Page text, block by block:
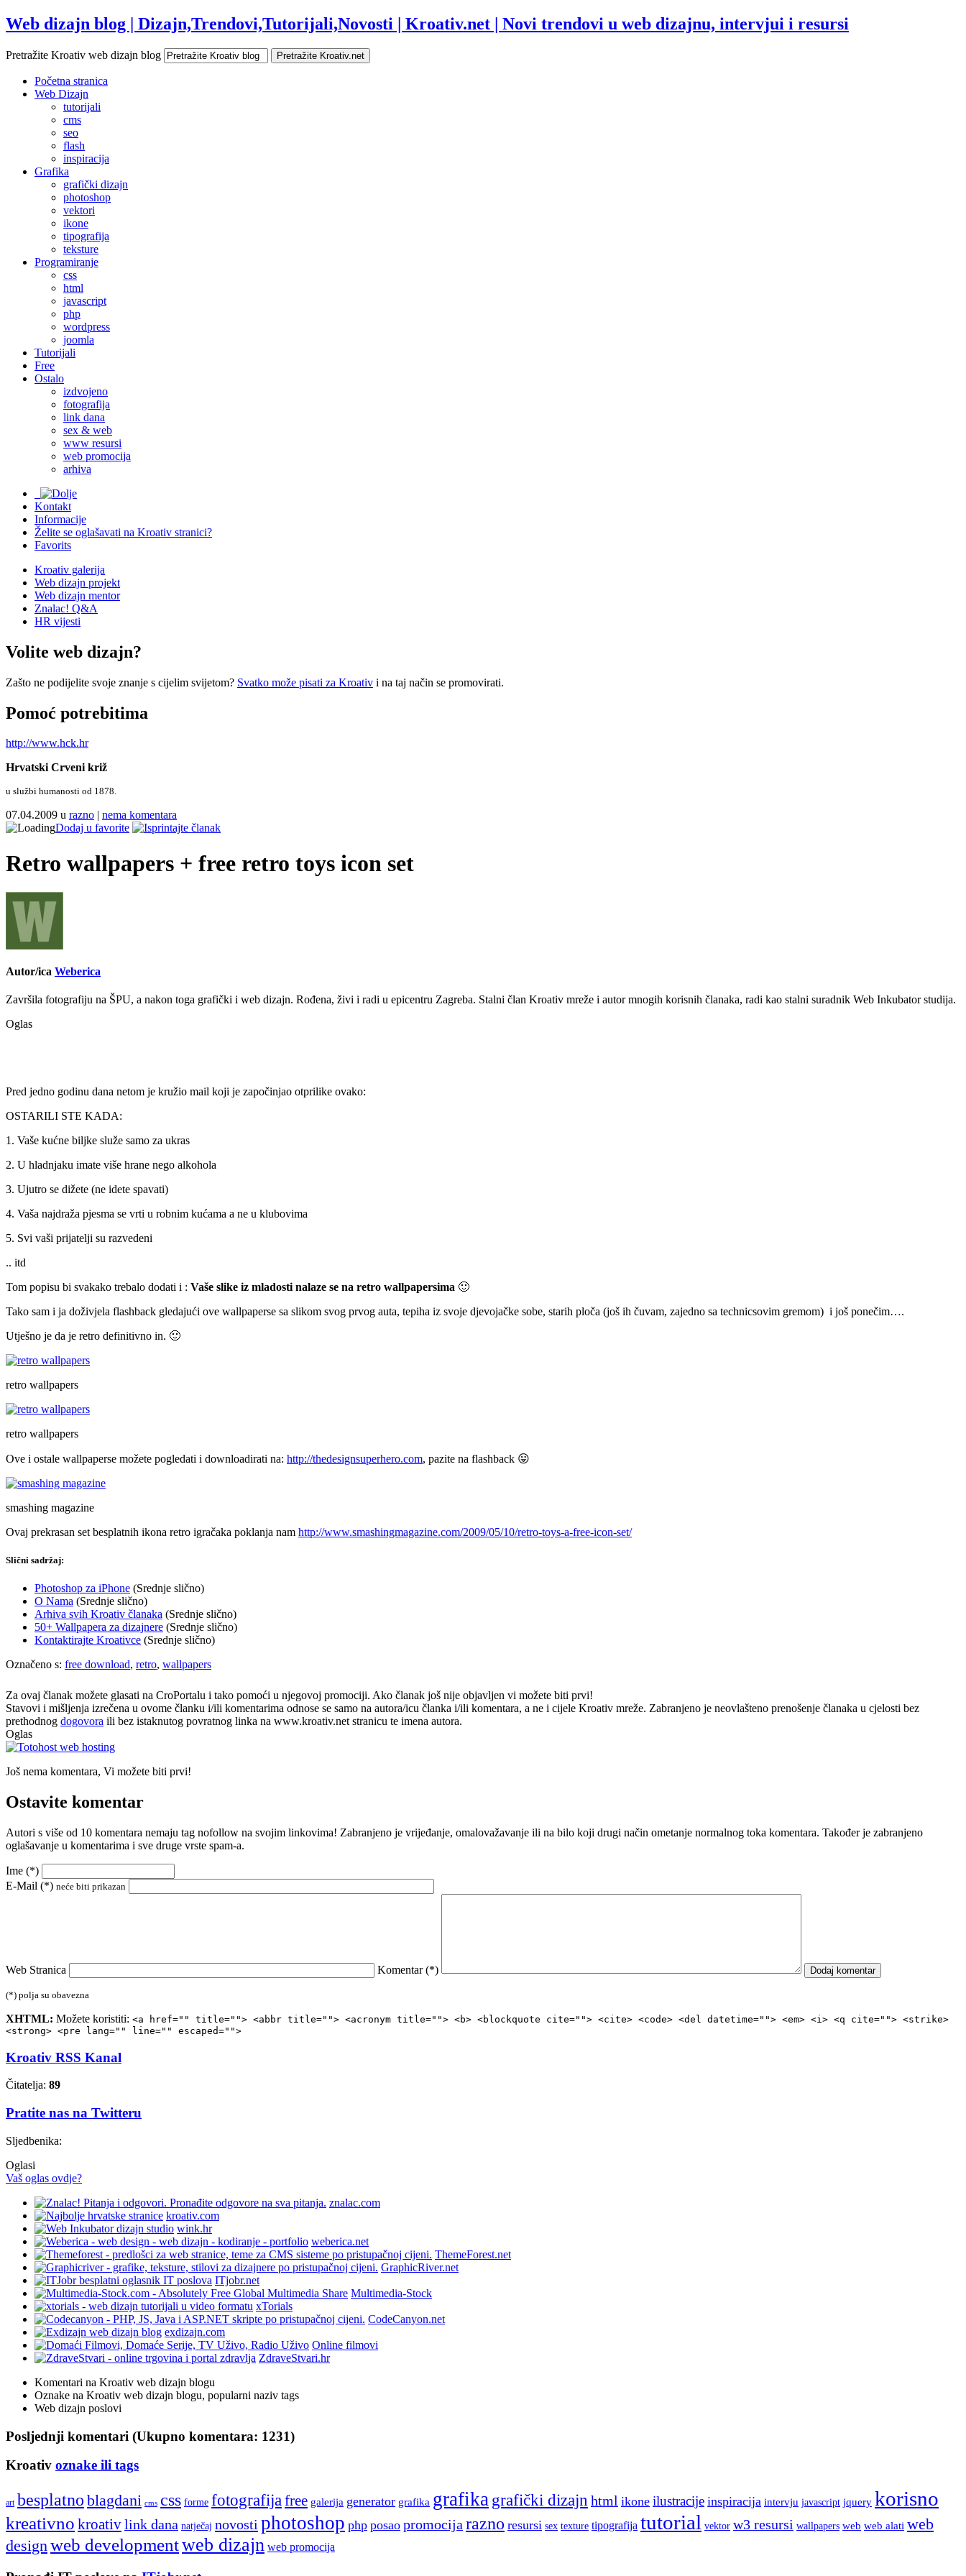
Web dizajn blog | Dizajn,Trendovi,Tutorijali,Novosti | Kroativ.net | Novi trendovi u web dizajnu, intervjui i resursi
Pretražite Kroativ web dizajn blog
Početna stranica
Web Dizajn
tutorijali
cms
seo
flash
inspiracija
Grafika
grafički dizajn
photoshop
vektori
ikone
tipografija
teksture
Programiranje
css
html
javascript
php
wordpress
joomla
Tutorijali
Free
Ostalo
izdvojeno
fotografija
link dana
sex & web
www resursi
web promocija
arhiva
Kontakt
Informacije
Želite se oglašavati na Kroativ stranici?
Favorits
Kroativ galerija
Web dizajn projekt
Web dizajn mentor
Znalac! Q&A
HR vijesti
Volite web dizajn?
Zašto ne podijelite svoje znanje s cijelim svijetom? Svatko može pisati za Kroativ i na taj način se promovirati.
Pomoć potrebitima
http://www.hck.hr
Hrvatski Crveni križ
u službi humanosti od 1878.
07.04.2009 u razno | nema komentara
Dodaj u favorite
Retro wallpapers + free retro toys icon set
Autor/ica Weberica
Završila fotografiju na ŠPU, a nakon toga grafički i web dizajn. Rođena, živi i radi u epicentru Zagreba. Stalni član Kroativ mreže i autor mnogih korisnih članaka, radi kao stalni suradnik Web Inkubator studija.
Oglas
Pred jedno godinu dana netom je kružio mail koji je započinjao otprilike ovako:
OSTARILI STE KADA:
1. Vaše kućne biljke služe samo za ukras
2. U hladnjaku imate više hrane nego alkohola
3. Ujutro se dižete (ne idete spavati)
4. Vaša najdraža pjesma se vrti u robnim kućama a ne u klubovima
5. Svi vaši prijatelji su razvedeni
.. itd
Tom popisu bi svakako trebalo dodati i : Vaše slike iz mladosti nalaze se na retro wallpapersima 🙂
Tako sam i ja doživjela flashback gledajući ove wallpaperse sa slikom svog prvog auta, tepiha iz svoje djevojačke sobe, starih ploča (još ih čuvam, zajedno sa technicsovim gremom) i još ponečim….
Utješno je da je retro definitivno in. 🙂
retro wallpapers
retro wallpapers
Ove i ostale wallpaperse možete pogledati i downloadirati na: http://thedesignsuperhero.com, pazite na flashback 😛
smashing magazine
Ovaj prekrasan set besplatnih ikona retro igračaka poklanja nam http://www.smashingmagazine.com/2009/05/10/retro-toys-a-free-icon-set/
Slični sadržaj:
Photoshop za iPhone (Srednje slično)
O Nama (Srednje slično)
Arhiva svih Kroativ članaka (Srednje slično)
50+ Wallpapera za dizajnere (Srednje slično)
Kontaktirajte Kroativce (Srednje slično)
Označeno s: free download, retro, wallpapers
Za ovaj članak možete glasati na CroPortalu i tako pomoći u njegovoj promociji. Ako članak još nije objavljen vi možete biti prvi!
Stavovi i mišljenja izrečena u ovome članku i/ili komentarima odnose se samo na autora/icu članka i/ili komentara, a ne i cijele Kroativ mreže. Zabranjeno je neovlašteno prenošenje članaka u cjelosti bez
prethodnog dogovora ili bez istaknutog povratnog linka na www.kroativ.net stranicu te imena autora.
Oglas
Još nema komentara, Vi možete biti prvi!
Ostavite komentar
Autori s više od 10 komentara nemaju tag nofollow na svojim linkovima! Zabranjeno je vrijeđanje, omalovažavanje ili na bilo koji drugi način ometanje normalnog toka komentara. Također je zabranjeno
oglašavanje u komentarima i sve druge vrste spam-a.
Ime (*)
E-Mail (*) neće biti prikazan
Web Stranica Komentar (*)
(*) polja su obavezna
XHTML: Možete koristiti: <a href="" title=""> <abbr title=""> <acronym title=""> <b> <blockquote cite=""> <cite> <code> <del datetime=""> <em> <i> <q cite=""> <strike>
<strong> <pre lang="" line="" escaped="">
Kroativ RSS Kanal
Čitatelja: 89
Pratite nas na Twitteru
Sljedbenika:
Oglasi
Vaš oglas ovdje?
znalac.com
kroativ.com
wink.hr
weberica.net
ThemeForest.net
GraphicRiver.net
ITjobr.net
Multimedia-Stock
xTorials
CodeCanyon.net
exdizajn.com
Online filmovi
ZdraveStvari.hr
Komentari na Kroativ web dizajn blogu
Oznake na Kroativ web dizajn blogu, popularni naziv tags
Web dizajn poslovi
Posljednji komentari (Ukupno komentara: 1231)
Kroativ oznake ili tags
art besplatno blagdani cms css forme fotografija free galerija generator grafika grafika grafički dizajn html ikone ilustracije inspiracija intervju javascript jquery korisno
kreativno kroativlink dana natječaj novosti photoshop php posao promocija razno resursi sex texture tipografija tutorial vektor w3 resursi wallpapers web web alati web
designweb developmentweb dizajn web promocija